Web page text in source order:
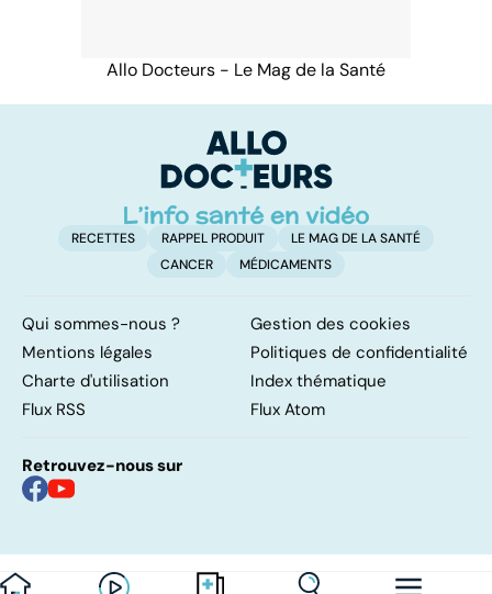
Allo Docteurs - Le Mag de la Santé
RECETTES RAPPEL PRODUIT
LE MAG DE LA SANTÉ
CANCER
MÉDICAMENTS
Qui sommes-nous ?
Gestion des cookies
Mentions légales
Politiques de confidentialité
Charte d'utilisation
Index thématique
Flux RSS
Flux Atom
Retrouvez-nous sur